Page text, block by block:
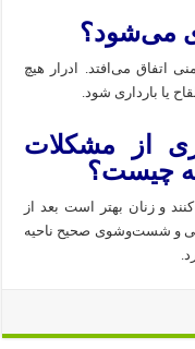
می‌شود؟
اتفاق می‌افتد. ادرار هیچ
یا بارداری شود.
از مشکلات
چیست؟
و زنان بهتر است بعد از
و شست‌وشوی صحیح ناحیه